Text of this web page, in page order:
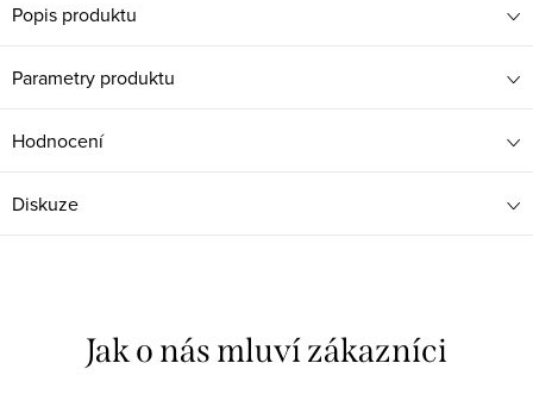
Popis produktu
Parametry produktu
Hodnocení
Diskuze